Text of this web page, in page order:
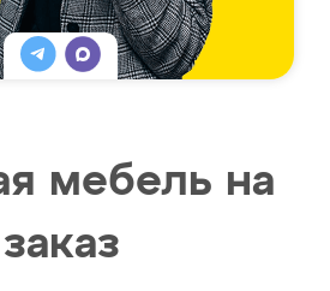
мебель на
заказ